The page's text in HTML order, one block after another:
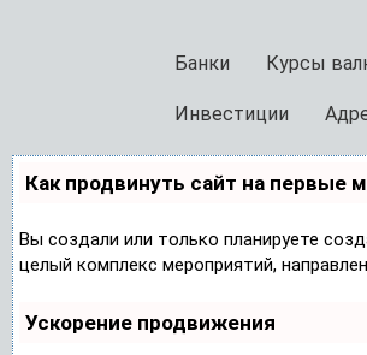
Банки Курсы
Инвестиции
Как продвинуть сайт на первые
Вы создали или только планируете
целый комплекс мероприятий,
Ускорение продвижения